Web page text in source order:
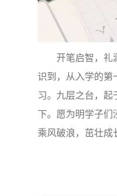
开笔启智，礼
识到，从入学的第
习。九层之台，起
下。愿为明学子们
乘风破浪，茁壮成